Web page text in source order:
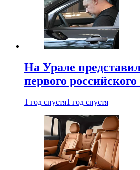
На Урале
первого
1 год спустя1 год спустя